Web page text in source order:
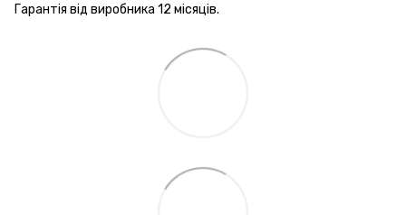
Гарантія від виробника 12 місяців.